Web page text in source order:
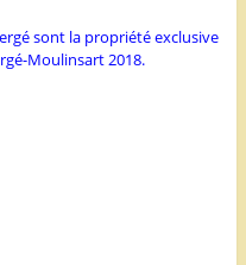
sont la propriété exclusive
Moulinsart 2018.